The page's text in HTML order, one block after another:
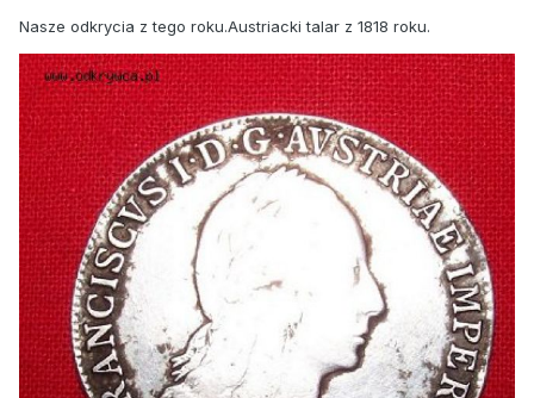
Nasze odkrycia z tego roku.Austriacki talar z 1818 roku.